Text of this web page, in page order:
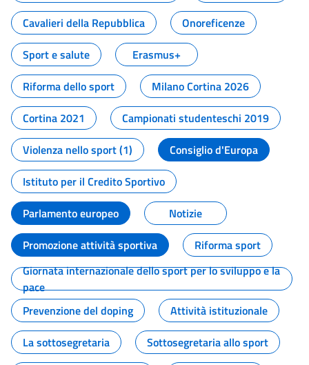
Cavalieri della Repubblica
Onoreficenze
Sport e salute
Erasmus+
Riforma dello sport
Milano Cortina 2026
Cortina 2021
Campionati studenteschi 2019
Violenza nello sport (1)
Consiglio d'Europa
Istituto per il Credito Sportivo
Parlamento europeo
Notizie
Promozione attività sportiva
Riforma sport
Giornata internazionale dello sport per lo sviluppo e la
pace
Prevenzione del doping
Attività istituzionale
La sottosegretaria
Sottosegretaria allo sport